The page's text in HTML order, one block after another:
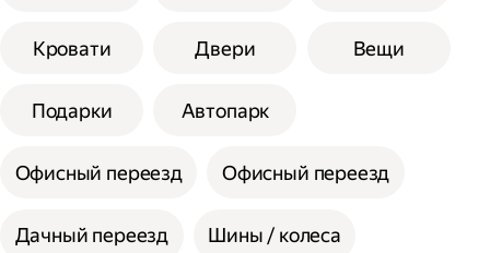
Кровати Двери Вещи
Подарки Автопарк
Офисный переезд Офисный переезд
Дачный переезд Шины / колеса